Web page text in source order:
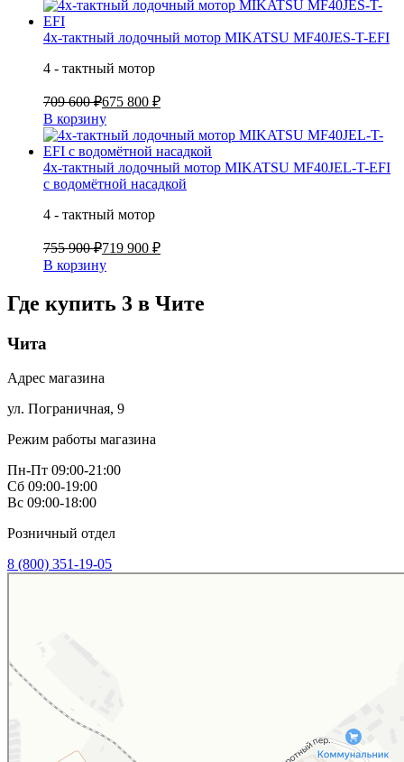
4х-тактный лодочный мотор MIKATSU MF40JES-T-EFI
4 - тактный мотор
709 600 ₽675 800 ₽
В корзину
4х-тактный лодочный мотор MIKATSU MF40JEL-T-EFI
с водомётной насадкой
4 - тактный мотор
755 900 ₽719 900 ₽
В корзину
Где купить 3 в Чите
Чита
Адрес магазина
ул. Пограничная, 9
Режим работы магазина
Пн-Пт 09:00-21:00
Сб 09:00-19:00
Вс 09:00-18:00
Розничный отдел
8 (800) 351-19-05